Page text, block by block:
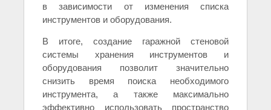
в зависимости от изменения списка
инструментов и оборудования.
В итоге, создание гаражной стеновой
системы хранения инструментов и
оборудования позволит значительно
снизить время поиска необходимого
инструмента, а также максимально
эффективно использовать пространство